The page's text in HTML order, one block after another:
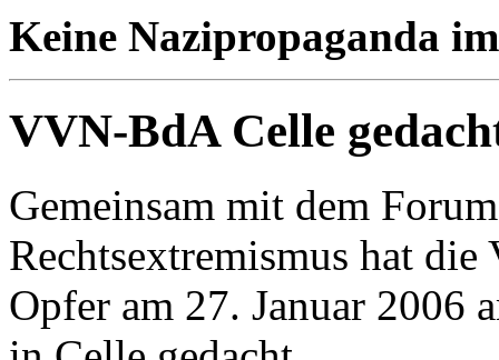
Keine Nazipropaganda
VVN-BdA Celle
Gemeinsam mit dem
Rechtsextremismus hat
Opfer am 27. Januar 2006